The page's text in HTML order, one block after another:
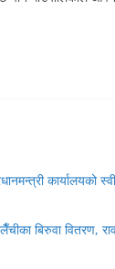
कार्यालयको
बिरुवा वितरण, रावा